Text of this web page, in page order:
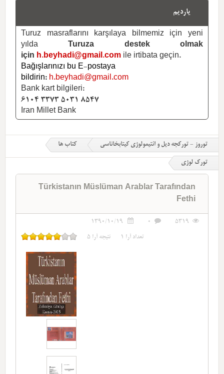
یاردیم
Turuz masraflarını karşılaya bilmemiz için yeni
yılda
Turuza destek olmak
için h.beyhadi@gmail.com ile irtibata geçin.
Bağışlarınızı bu E-postaya
bildirin: h.beyhadi@gmail.com
Bank kart bilgileri:
6104 3373 5031 8547
Iran Millet Bank
توروز - تورکجه دیل و ائتیمولوژی کیتابخاناسی کتاب ها
تورک لوژی
Türkistanın Müslüman Arablar Tarafından
Fethi
5319
0
1390/10/19
تعداد آرا 1 نتیجه آرا 5